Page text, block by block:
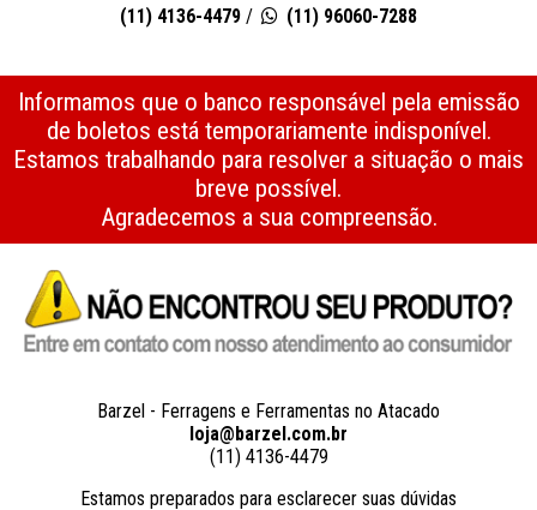
(11) 4136-4479/ (11) 96060-7288
Informamos que o banco responsável pela emissão
de boletos está temporariamente indisponível.
Estamos trabalhando para resolver a situação o mais
breve possível.
Agradecemos a sua compreensão.
Barzel - Ferragens e Ferramentas no Atacado
loja@barzel.com.br
(11) 4136-4479
Estamos preparados para esclarecer suas dúvidas